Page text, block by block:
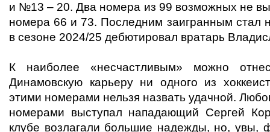
и №13 – 20. Два номера из 99 возможных не
номера 66 и 73. Последним заигранным стал
в сезоне 2024/25 дебютировал вратарь
К наиболее «несчастливым» можно
Динамовскую карьеру ни одного из
этими номерами нельзя назвать удачной.
номерами выступал нападающий Сергей
клубе возлагали большие надежды, но, увы,